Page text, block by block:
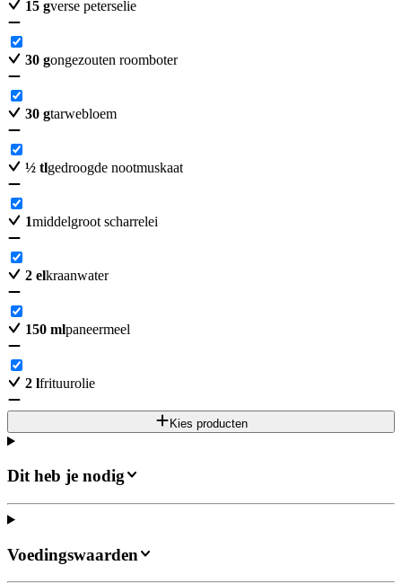
15 gverse peterselie
30 gongezouten roomboter
30 gtarwebloem
½ tlgedroogde nootmuskaat
1middelgroot scharrelei
2 elkraanwater
150 mlpaneermeel
2 lfrituurolie
Kies producten
Dit heb je nodig
Voedingswaarden